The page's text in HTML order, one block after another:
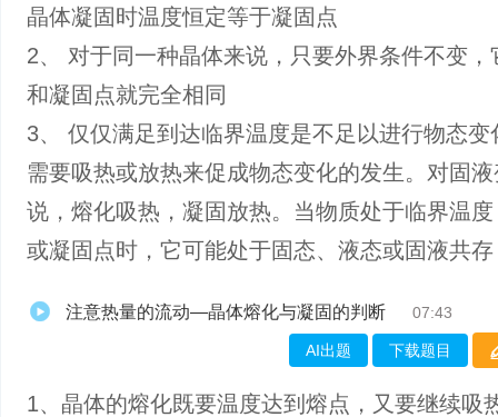
晶体凝固时温度恒定等于凝固点
2、 对于同一种晶体来说，只要外界条件不变，
和凝固点就完全相同
3、 仅仅满足到达临界温度是不足以进行物态变
需要吸热或放热来促成物态变化的发生。对固
说，熔化吸热，凝固放热。当物质处于临界温
或凝固点时，它可能处于固态、液态或固液共存
注意热量的流动—晶体熔化与凝固的判断 07:43
AI出题 下载题目
1、晶体的熔化既要温度达到熔点，又要继续吸